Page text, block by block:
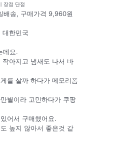
장점 단점
배송, 구매가격 9,960원
대한민국
데요.
아지고 냄새도 나서 바
를 살까 하다가 메모리폼
별이라 고민하다가 쿠팡
어서 구매했어요.
높지 않아서 좋은것 같